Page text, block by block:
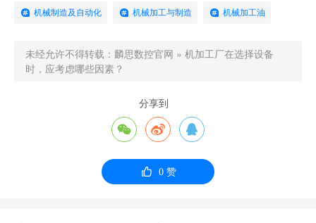
机械制造及自动化 机械加工与制造 机械加工油
未经允许不得转载： 麟思数控官网 » 机加工厂在选择设备
时，应考虑哪些因素？
分享到
  
 0赞